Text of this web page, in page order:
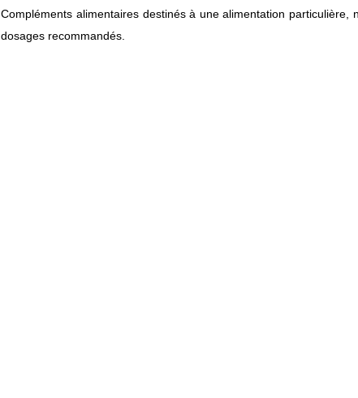
Compléments alimentaires destinés à une alimentation
dosages recommandés.